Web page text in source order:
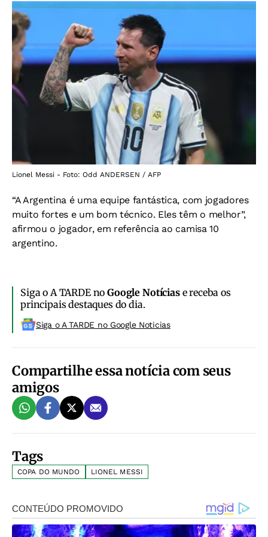
Lionel Messi - Foto: Odd ANDERSEN / AFP
“A Argentina é uma equipe fantástica, com jogadores
muito fortes e um bom técnico. Eles têm o melhor”,
afirmou o jogador, em referência ao camisa 10
argentino.
Siga o A TARDE noGoogle Notíciase receba os
principais destaques do dia.
Siga o A TARDE no Google Noticias
Compartilhe essa notícia com seus
amigos
Tags
COPA DO MUNDO LIONEL MESSI